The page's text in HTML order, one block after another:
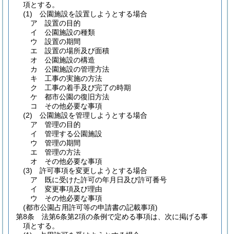
項とする。
(1)
公園施設を設置しようとする場合
ア
設置の目的
イ
公園施設の種類
ウ
設置の期間
エ
設置の場所及び面積
オ
公園施設の構造
カ
公園施設の管理方法
キ
工事の実施の方法
ク
工事の着手及び完了の時期
ケ
都市公園の復旧方法
コ
その他必要な事項
(2)
公園施設を管理しようとする場合
ア
管理の目的
イ
管理する公園施設
ウ
管理の期間
エ
管理の方法
オ
その他必要な事項
(3)
許可事項を変更しようとする場合
ア
既に受けた許可の年月日及び許可番号
イ
変更事項及び理由
ウ
その他必要な事項
(都市公園占用許可等の申請書の記載事項)
第8条
法第6条第2項の条例で定める事項は、次に掲げる事
項とする。